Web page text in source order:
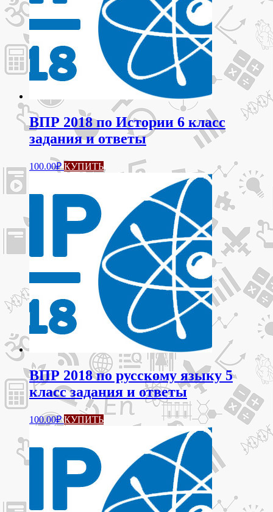
ВПР 2018 по Истории 6 класс
задания и ответы
100.00₽ КУПИТЬ
ВПР 2018 по русскому языку 5
класс задания и ответы
100.00₽ КУПИТЬ